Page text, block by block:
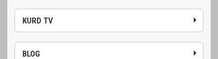
KURD TV
BLOG